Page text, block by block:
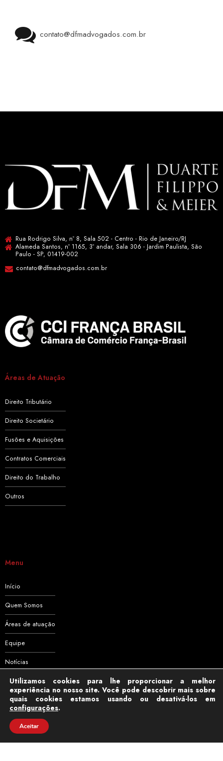
contato@dfmadvogados.com.br
Rua Rodrigo Silva, nº 8, Sala 502 - Centro - Rio de Janeiro/RJ
Alameda Santos, nº 1165, 3º andar, Sala 306 - Jardim Paulista, São
Paulo - SP, 01419-002
contato@dfmadvogados.com.br
Áreas de Atuação
Direito Tributário
Direito Societário
Fusões e Aquisições
Contratos Comerciais
Direito do Trabalho
Outros
Menu
Início
Quem Somos
Áreas de atuação
Equipe
Notícias
Contato
Utilizamos cookies para lhe proporcionar a melhor
experiência no nosso site. Você pode descobrir mais sobre
quais cookies estamos usando ou desativá-los em
configurações.
Aceitar